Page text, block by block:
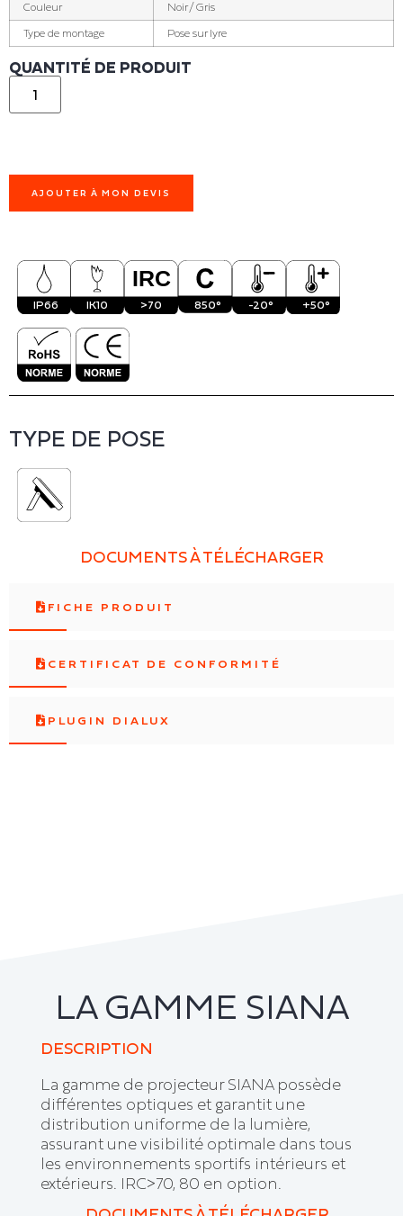
Couleur Noir / Gris
Type de montage Pose sur lyre
QUANTITÉ DE PRODUIT
AJOUTER À MON DEVIS
IP66 IK10 >70 850° -20° +50°
TYPE DE POSE
DOCUMENTS À TÉLÉCHARGER
FICHE PRODUIT
CERTIFICAT DE CONFORMITÉ
PLUGIN DIALUX
LA GAMME SIANA
DESCRIPTION
La gamme de projecteur SIANA possède
différentes optiques et garantit une
distribution uniforme de la lumière,
assurant une visibilité optimale dans tous
les environnements sportifs intérieurs et
extérieurs. IRC>70, 80 en option.